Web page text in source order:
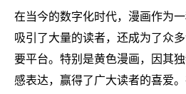
在当今的数字化时代，漫画作为
吸引了大量的读者，还成为了众
要平台。特别是黄色漫画，因其
感表达，赢得了广大读者的喜爱